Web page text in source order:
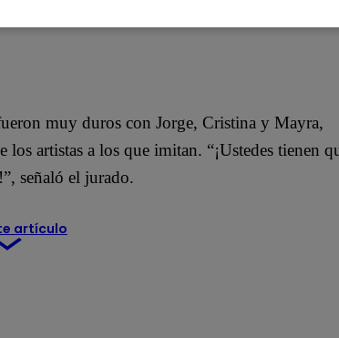
muy duros con Jorge, Cristina y Mayra,
los artistas a los que imitan. “¡Ustedes tienen
señaló el jurado.
artículo